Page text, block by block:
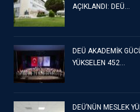
AÇIKLANDI: DEÜ…
DEÜ AKADEMİK
YÜKSELEN 452…
DEÜ’NÜN MESLEK